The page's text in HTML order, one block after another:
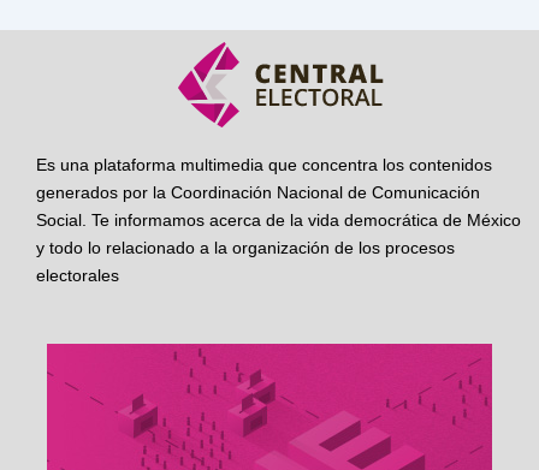
Es una plataforma multimedia que concentra los contenidos
generados por la Coordinación Nacional de Comunicación
Social. Te informamos acerca de la vida democrática de México
y todo lo relacionado a la organización de los procesos
electorales